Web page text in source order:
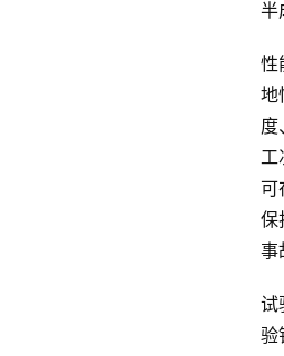
半
性
地
度
工
可
保
事
试
验